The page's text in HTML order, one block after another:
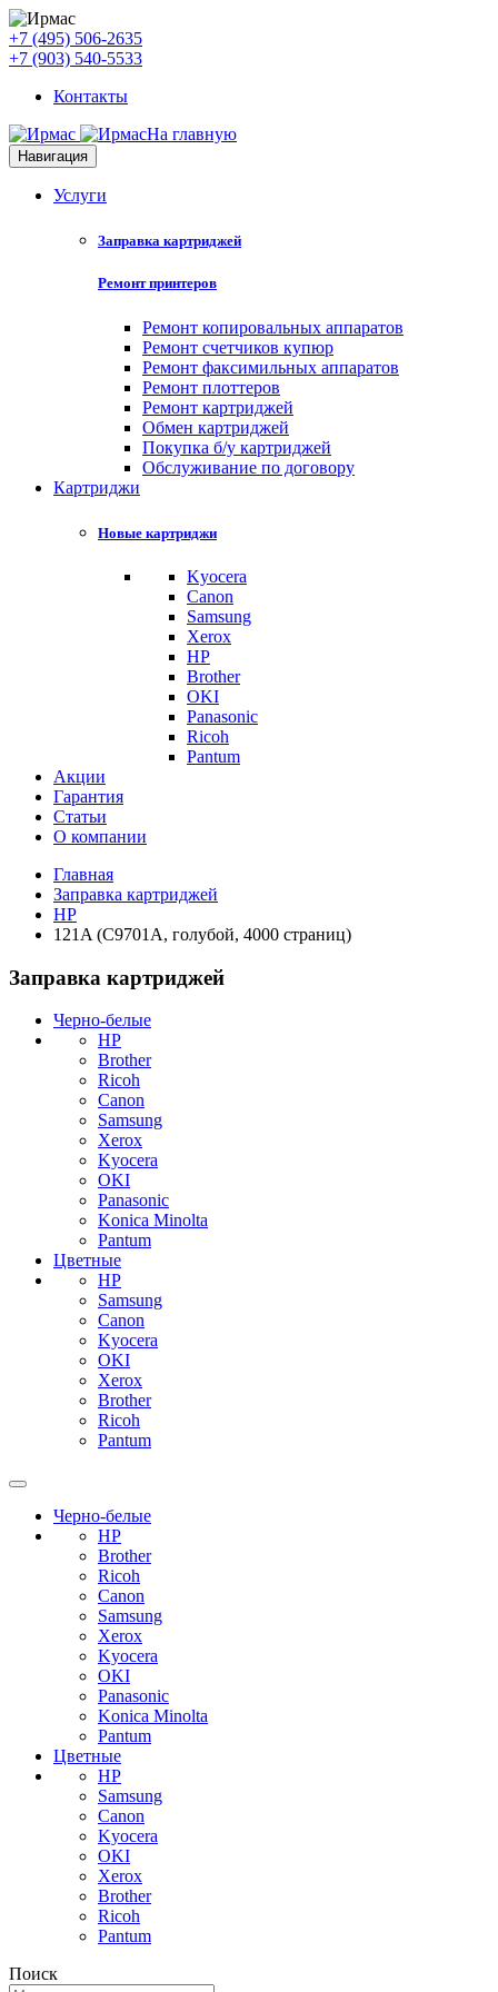
+7 (495) 506-2635
+7 (903) 540-5533
Контакты
На главную
Навигация
Услуги
Заправка картриджей
Ремонт принтеров
Ремонт копировальных аппаратов
Ремонт счетчиков купюр
Ремонт факсимильных аппаратов
Ремонт плоттеров
Ремонт картриджей
Обмен картриджей
Покупка б/у картриджей
Обслуживание по договору
Картриджи
Новые картриджи
Kyocera
Canon
Samsung
Xerox
HP
Brother
OKI
Panasonic
Ricoh
Pantum
Акции
Гарантия
Статьи
О компании
Главная
Заправка картриджей
HP
121A (C9701A, голубой, 4000 страниц)
Заправка картриджей
Черно-белые
HP
Brother
Ricoh
Canon
Samsung
Xerox
Kyocera
OKI
Panasonic
Konica Minolta
Pantum
Цветные
HP
Samsung
Canon
Kyocera
OKI
Xerox
Brother
Ricoh
Pantum
Черно-белые
HP
Brother
Ricoh
Canon
Samsung
Xerox
Kyocera
OKI
Panasonic
Konica Minolta
Pantum
Цветные
HP
Samsung
Canon
Kyocera
OKI
Xerox
Brother
Ricoh
Pantum
Поиск